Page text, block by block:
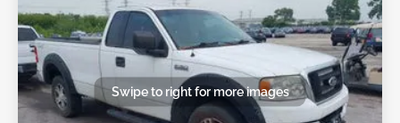
Swipe to right for more images